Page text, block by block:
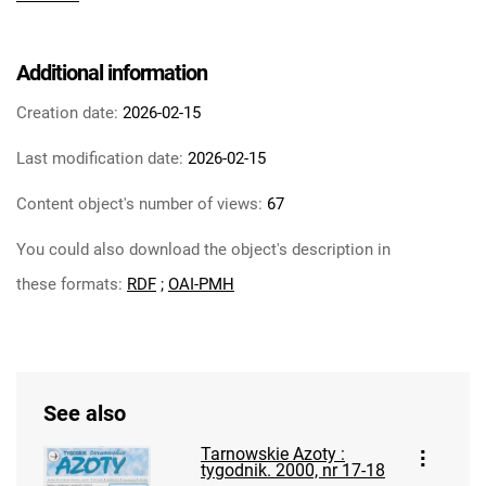
Tarnowie. 1984
Azotowych im. Feliksa Dzierżyńskiego w
Tarnowie. 1985
Azotowych im. Feliksa Dzierżyńskiego w
Tarnowskie Azoty : tygodnik Zakładów
Azotowych im. Feliksa Dzierżyńskiego w
Tarnowie. 1988
Azotowych im. Feliksa Dzierżyńskiego w
Additional information
Creation date: 2026-02-15
Last modification date: 2026-02-15
Content object's number of views: 67
You could also download the object's description in
these formats: RDF ; OAI-PMH
See also
Tarnowskie Azoty :
tygodnik. 2000, nr 17-18